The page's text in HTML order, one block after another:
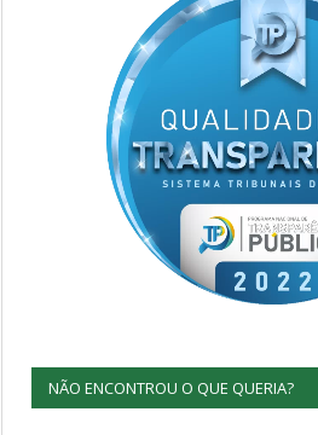
NÃO ENCONTROU O QUE QUERIA?